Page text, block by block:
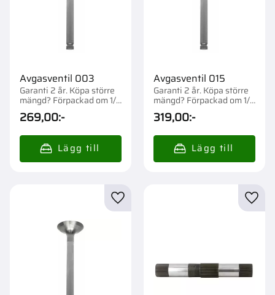
Avgasventil 003
Garanti 2 år. Köpa större
mängd? Förpackad om 1/4
st.
269,00:-
Avgasventil 015
Garanti 2 år. Köpa större
mängd? Förpackad om 1/6
st.
319,00:-
Lägg till i favoriter